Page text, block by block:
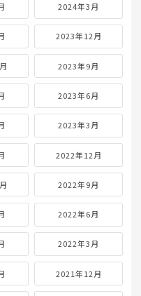
2024年3月
2023年12月
2023年9月
2023年6月
2023年3月
2022年12月
2022年9月
2022年6月
2022年3月
2021年12月